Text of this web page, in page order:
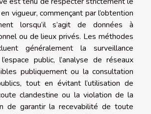
vigueur, commençant par l’obtention
lorsqu’il s’agit de données à
ou de lieux privés. Les méthodes
généralement la surveillance
public, l’analyse de réseaux
publiquement ou la consultation
tout en évitant l’utilisation de
clandestine ou la violation de la
de garantir la recevabilité de toute